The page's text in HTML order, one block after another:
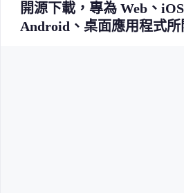
開源下載，專為 Web、iOS
Android、桌面應用程式所